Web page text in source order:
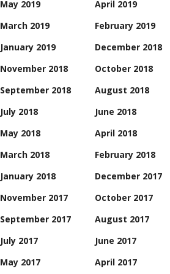
May 2019
April 2019
March 2019
February 2019
January 2019
December 2018
November 2018
October 2018
September 2018
August 2018
July 2018
June 2018
May 2018
April 2018
March 2018
February 2018
January 2018
December 2017
November 2017
October 2017
September 2017
August 2017
July 2017
June 2017
May 2017
April 2017